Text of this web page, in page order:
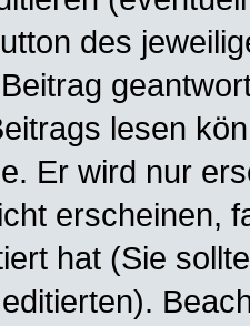
des
lesen
Er wird nur
erscheinen,
hat (Sie